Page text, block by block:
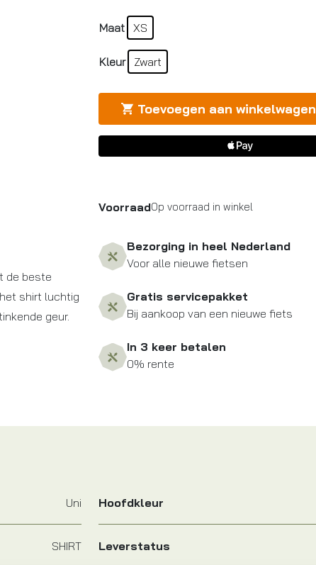
de beste
shirt luchtig
geur.
Maat XS
Kleur Zwart
Toevoegen aan winkelwagen
VoorraadOp voorraad in winkel
Bezorging in heel Nederland
Voor alle nieuwe fietsen
Gratis servicepakket
Bij aankoop van een nieuwe fiets
In 3 keer betalen
0% rente
Uni Hoofdkleur
SHIRT Leverstatus